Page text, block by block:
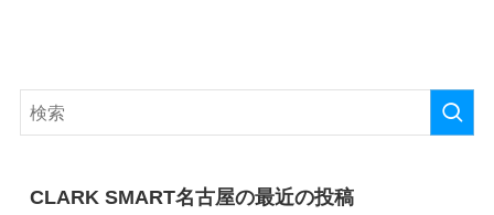
CLARK SMART名古屋の最近の投稿